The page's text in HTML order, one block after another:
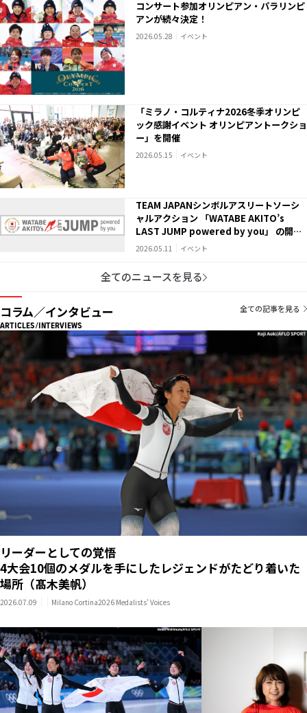
コンサート参加オリンピアン・パラリンピ
アンが続々決定！
2026.05.28 イベント
「ミラノ・コルティナ2026冬季オリンピ
ック感謝イベント オリンピアントークショ
ー」を開催
2026.05.15 イベント
TEAM JAPANシンボルアスリートソーシ
ャルアクション 「WATABE AKITO’s
LAST JUMP powered by you」 の開催
について
2026.05.11 イベント
全てのニュースを見る
コラム／インタビュー
ARTICLES/INTERVIEWS
全ての記事を見る
リーダーとしての覚悟
4大会10個のメダルを手にしたレジェンドがたどり着いた
場所（髙木美帆）
2026.07.09 Milano Cortina2026 Medalists’ Voices